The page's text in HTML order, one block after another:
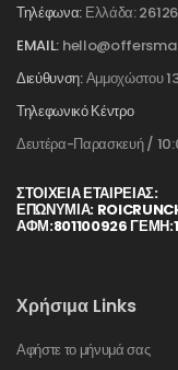
Τηλέφωνα: Ελλάδα:
EMAIL:
Διεύθυνση:Αμμοχώστου
Τηλεφωνικό Κέντρο
Δευτέρα-Παρασκευή /
ΣΤΟΙΧΕΊΑ ΕΤΑΙΡΕΊΑΣ:
ΕΠΩΝΥΜΙΑ:
ΑΦΜ:801100926
Χρήσιμα Links
Αφήστε το μήνυμά σας